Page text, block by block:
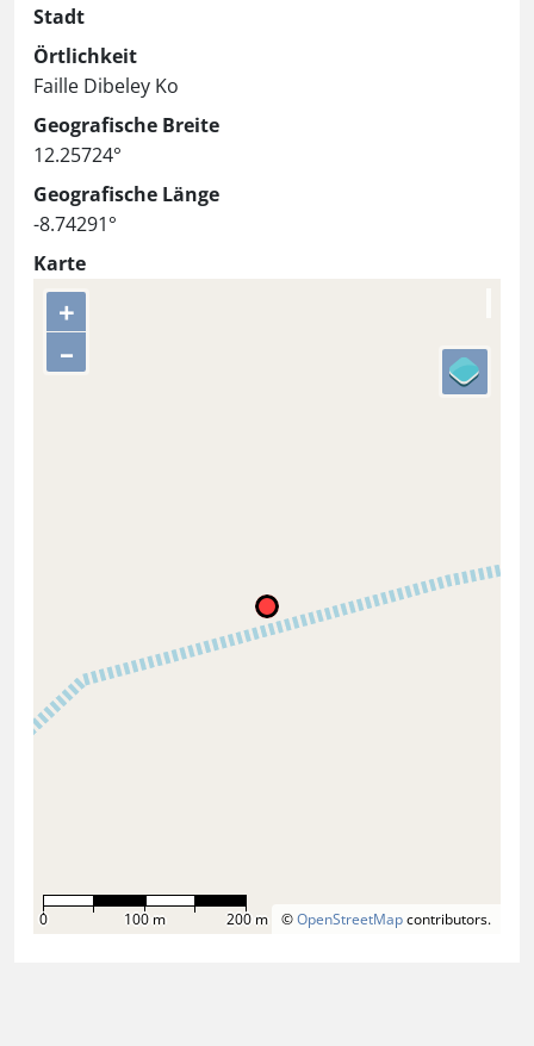
Stadt
Örtlichkeit
Faille Dibeley Ko
Geografische Breite
12.25724°
Geografische Länge
-8.74291°
Karte
+
–
©OpenStreetMapcontributors.
0 100 m 200 m